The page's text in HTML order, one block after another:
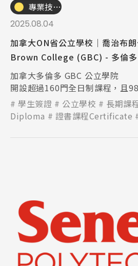
Promotion
Program 課程選擇
SEC 知識庫
專業技職｜海外工讀
2025.08.04
加拿大ON省公立學校｜喬治布
Brown College (GBC) - 多倫多
加拿大多倫多 GBC 公立學院
開設超過160門全日制課程，且
雇主對於GBC畢業生滿意度高達
學生簽證 公立學校 長期課
Diploma
證書課程Certificate